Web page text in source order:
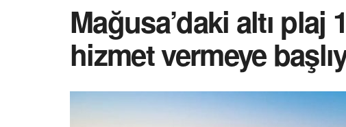
Mağusa’daki altı plaj
hizmet vermeye